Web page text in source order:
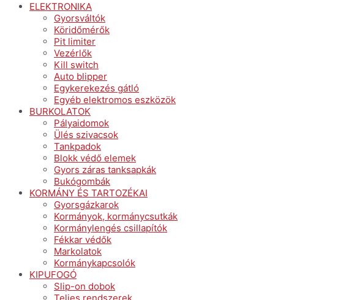
ELEKTRONIKA
Gyorsváltók
Köridőmérők
Pit limiter
Vezérlők
Kill switch
Auto blipper
Egykerekezés gátló
Egyéb elektromos eszközök
BURKOLATOK
Pályaidomok
Ülés szivacsok
Tankpadok
Blokk védő elemek
Gyors záras tanksapkák
Bukógombák
KORMÁNY ÉS TARTOZÉKAI
Gyorsgázkarok
Kormányok, kormánycsutkák
Kormánylengés csillapítók
Fékkar védők
Markolatok
Kormánykapcsolók
KIPUFOGÓ
Slip-on dobok